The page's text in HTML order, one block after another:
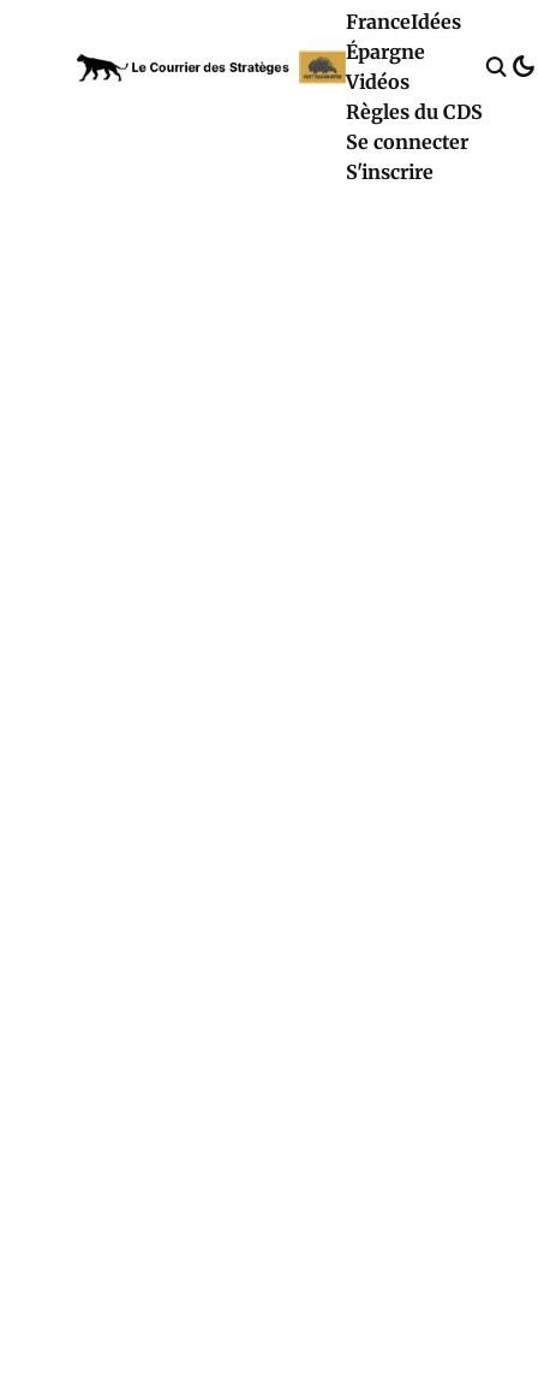
FranceIdées
Épargne
Vidéos
Règles du CDS
Se connecter
S'inscrire